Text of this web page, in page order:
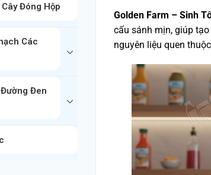
Đóng Hộp
Các
Đen
Golden Farm – Sinh
cấu sánh mịn, giúp
nguyên liệu quen